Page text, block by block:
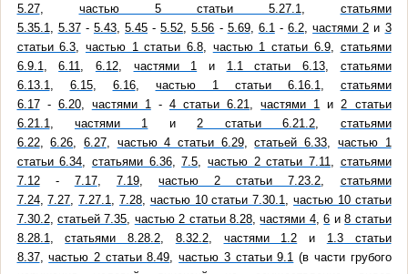
5.27, частью 5 статьи 5.27.1
статьями
5.35.1
5.37- 5.43, 5.45 -5.52 ,5.56 - 5.69, 6.1 - 6.2 ,частями 2 и 3
статьи 6.3
частью 1 статьи 6.8 частью 1 статьи 6.9, статьями
6.9.1 ,6.11 6.12, частями 1 и 1.1 статьи 6.13, статьями
6.13.1
6.15, 6.16, частью 1 статьи 6.16.1
статьями
6.17- 6.20, частями 1 - 4 статьи 6.21 ,частями 1 и 2 статьи
6.21.1
частями 1 и 2 статьи 6.21.2
статьями
6.22,6.26 6.27, частью 4 статьи 6.29,статьей 6.33
частью 1
статьи 6.34
статьями 6.36,7.5 частью 2 статьи 7.11
статьями
7.12- 7.17, 7.19, частью 2 статьи 7.23.2
статьями
7.24,7.27 ,7.27.1 7.28, частью 10 статьи 7.30.1
частью 10 статьи
7.30.2, статьей 7.35 частью 2 статьи 8.28 ,частями 4,6 и8 статьи
8.28.1 ,статьями 8.28.2 8.32.2, частями 1.2 и 1.3 статьи
8.37,частью 2 статьи 8.49 ,частью 3 статьи 9.1 (в части грубого